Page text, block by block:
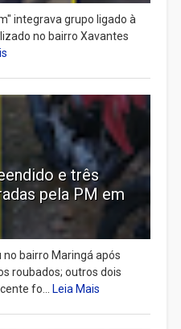
integrava grupo ligado à
no bairro Xavantes
e três
pela PM em
bairro Maringá após
roubados; outros dois
fo...
Leia Mais